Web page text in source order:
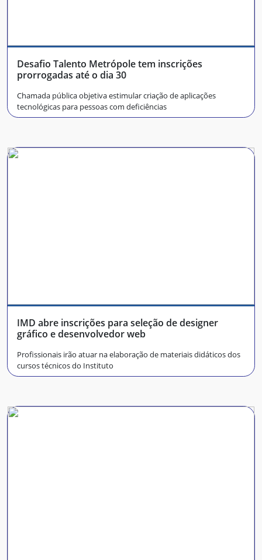
Desafio Talento Metrópole tem inscrições
prorrogadas até o dia 30
Chamada pública objetiva estimular criação de aplicações
tecnológicas para pessoas com deficiências
IMD abre inscrições para seleção de designer
gráfico e desenvolvedor web
Profissionais irão atuar na elaboração de materiais didáticos dos
cursos técnicos do Instituto